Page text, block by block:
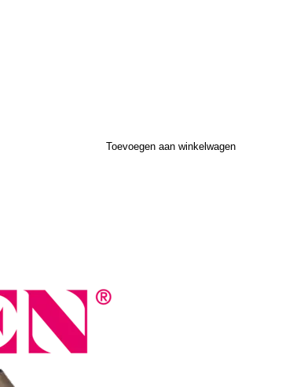
Toevoegen aan winkelwagen